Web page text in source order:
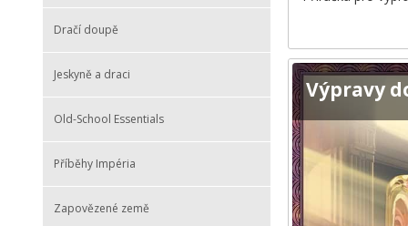
Dračí doupě
Jeskyně a draci
Old-School Essentials
Příběhy Impéria
Zapovězené země
Výpravy